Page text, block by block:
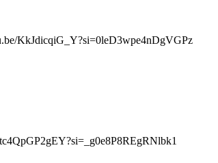
KkJdicqiG_Y?si=0leD3wpe4nDgVGPz